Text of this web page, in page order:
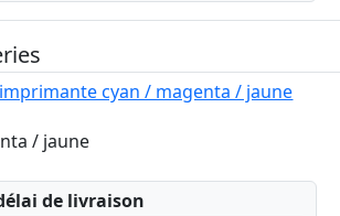
cyan / magenta / jaune
/ jaune
de livraison